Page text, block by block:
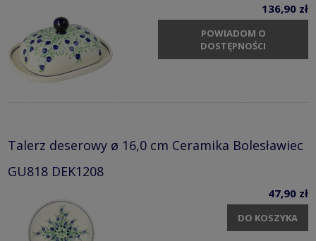
136,90 zł
POWIADOM O
DOSTĘPNOŚCI
Talerz deserowy ø 16,0 cm Ceramika Bolesławiec
GU818 DEK1208
47,90 zł
DO KOSZYKA